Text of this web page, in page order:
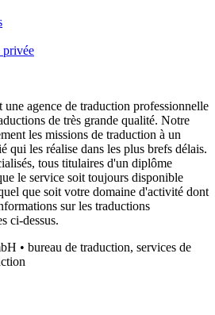
privée
une agence de traduction professionnelle
de très grande qualité. Notre
les missions de traduction à un
qui les réalise dans les plus brefs délais.
tous titulaires d'un diplôme
le service soit toujours disponible
que soit votre domaine d'activité dont
sur les traductions
ci-dessus.
• bureau de traduction, services de